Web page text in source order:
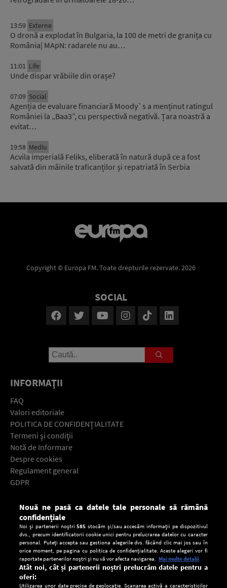
13:59 Externe
O dronă a explodat în Bulgaria, la 100 de metri de granița cu
România| MApN: radarele nu au…
11:01 Life
Unde dispar vrăbiile din orașe?
07:09 Social
Agenția de evaluare financiară Moody`s a menținut ratingul
României la „Baa3”, cu perspectivă negativă. Țara noastră a
evitat…
19:58 Mediu
Acvila imperială Feliks, eliberată în natură după ce a fost
salvată din mâinile traficanților și repatriată în Serbia
Copyright © Europa FM. Toate drepturile rezervate. 2026
SOCIAL
INFORMAŢII
FAQ
Valori editoriale
POLITICA DE CONFIDENŢIALITATE
Termeni şi condiţii
Notă de Informare
Despre cookies
Regulament general
GDPR
Descarcă gratuit aplicaţia Europa FM pentru smartphone:
Nouă ne pasă ca datele tale personale să rămână
confidențiale
Noi și partenerii noștri585 stocăm și/sau accesăm informații pe dispozitivul
dvs., precum identificatorii cookie unici pentru prelucrarea datelor cu caracter
personal. Puteți accepta sau gestiona alegerile dvs. făcând clic mai jos sau în
orice moment, pe pagina cu politica de confidențialitate. Aceste alegeri vor fi
raportate partenerilor noștri și nu vă vor afecta navigarea. Mai multe detalii
Atât noi, cât și partenerii noștri prelucrăm datele pentru a
oferi:
Utilizarea unor date precise de geolocație. Scanarea activă a caracteristicilor